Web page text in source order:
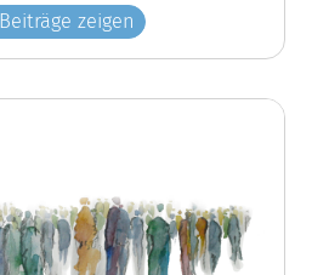
Beiträge zeigen